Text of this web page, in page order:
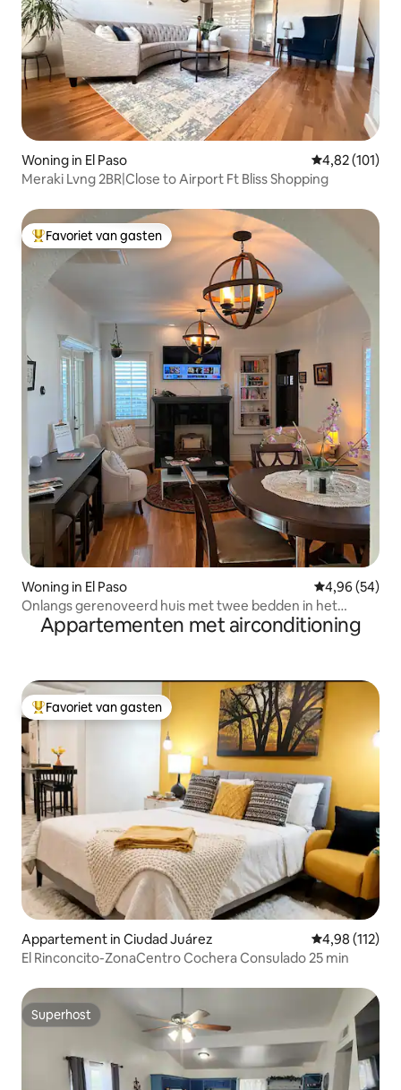
Woning in El Paso Gemiddelde
4,82 (101)
Meraki Lvng 2BR|Close to Airport Ft Bliss Shopping
Topfavoriet van gasten
Favoriet van gasten
Woning in El Paso Gemiddelde
4,96 (54)
Onlangs gerenoveerd huis met twee bedden in het
historische district
Appartementen met airconditioning
Topfavoriet van gasten
Favoriet van gasten
Appartement in Ciudad Juárez Gemiddelde
4,98 (112)
El Rinconcito-ZonaCentro Cochera Consulado 25 min
Superhost
Superhost